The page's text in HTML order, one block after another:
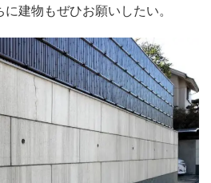
建物もぜひお願いしたい。